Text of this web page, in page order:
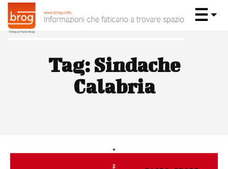
Tag: Sindache
Calabria